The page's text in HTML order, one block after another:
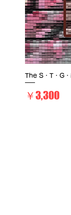
The S・T・G
価格
￥3,300